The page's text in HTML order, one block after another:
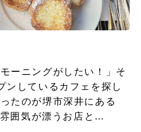
ーニングがしたい！」そ
ンしているカフェを探し
たのが堺市深井にある
囲気が漂うお店と…